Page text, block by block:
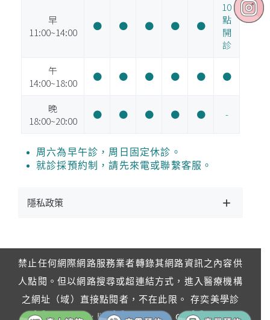
早
11:00~14:00
● ● ● ● ●
10
點
開
診
午
14:00~18:00
● ● ● ● ● ●
晚
18:00~20:00
● ● ● ● ● -
周六為早午診，周日固定休診。
就診採預約制，請先來電或聯繫客服。
隱私政策
禁止任何網際網路服務業者轉錄其網路資訊之內容供
人點閱。但以網路搜尋或超連結方式，進入醫療機構
之網址（域）直接點閱者，不在此限。 存奕美學診
所 Glowbeauty 版權所有 © 2021 Glow Beauty